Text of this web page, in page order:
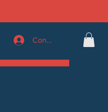
Connexion